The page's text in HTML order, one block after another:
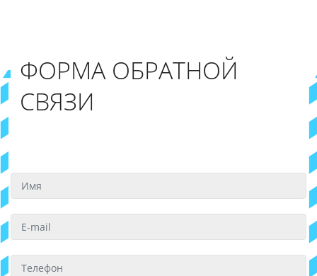
ФОРМА ОБРАТНОЙ
СВЯЗИ